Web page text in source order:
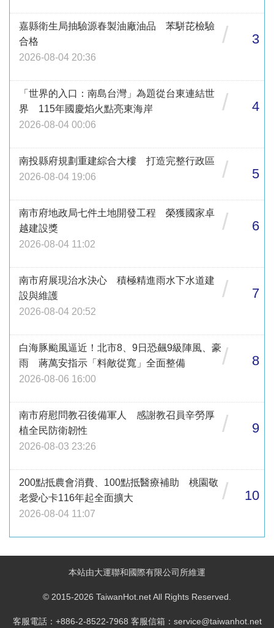
嘉縣衛生局抽驗源春製油廠油品 苯駢芘檢驗
合格
2026-08-04 20:36
/ 3
「世界的入口：南島台灣」為題從台東連結世
界 115年國慶焰火點亮東海岸
2026-08-04 00:06
/ 4
南投縣府規劃重建綜合大樓 打造完整行政區
2026-08-04 19:06
/ 5
南市府地政局七件土地開發工程 榮獲國家卓
越建設獎
2026-08-04 11:02
/ 6
南市府展現治水決心 積極精進雨水下水道建
設與維護
2026-08-04 20:52
/ 7
白海豚颱風逼近！北市8、9日恐飆9級陣風、豪
雨 蔣萬安指示「料敵從寬」全面整備
2026-08-06 16:00
/ 8
南市府慰問教召後備軍人 感謝教召員辛勞厚
植全民防衛韌性
2026-08-03 23:26
/ 9
200點抵農會消費、100點抵醫療補助 桃園敬
老愛心卡116年起全面擴大
2026-08-04 11:07
/ 10
本站由大運聯和國際有限公司所維運
© 2015-2026 TaiwanHot.net All Rights Reserved.
客服電話：+886-2-8522-7968 客服信箱：service@taiwanhot.net